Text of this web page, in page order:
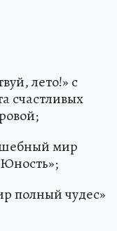
лето!» с
счастливых
мир
полный чудес»